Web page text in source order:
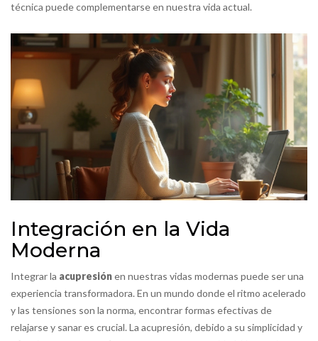
técnica puede complementarse en nuestra vida actual.
Integración en la Vida
Moderna
Integrar la acupresiónen nuestras vidas modernas puede ser una
experiencia transformadora. En un mundo donde el ritmo acelerado
y las tensiones son la norma, encontrar formas efectivas de
relajarse y sanar es crucial. La acupresión, debido a su simplicidad y